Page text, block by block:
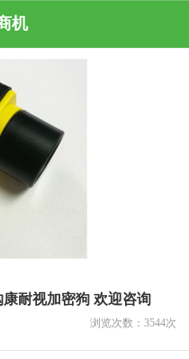
机
耐视加密狗 欢迎咨询
浏览次数： 3544次